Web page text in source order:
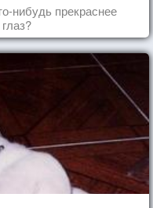
нибудь прекраснее